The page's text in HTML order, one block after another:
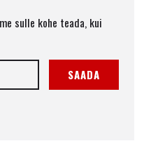
sulle kohe teada, kui
SAADA